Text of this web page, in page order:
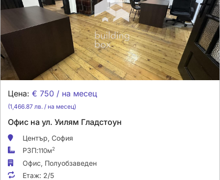
Цена: € 750 / на месец
(1,466.87 лв. / на месец)
Офис на ул. Уилям Гладстоун
Център, София
РЗП:110м2
Офис, Полуобзаведен
Етаж: 2/5